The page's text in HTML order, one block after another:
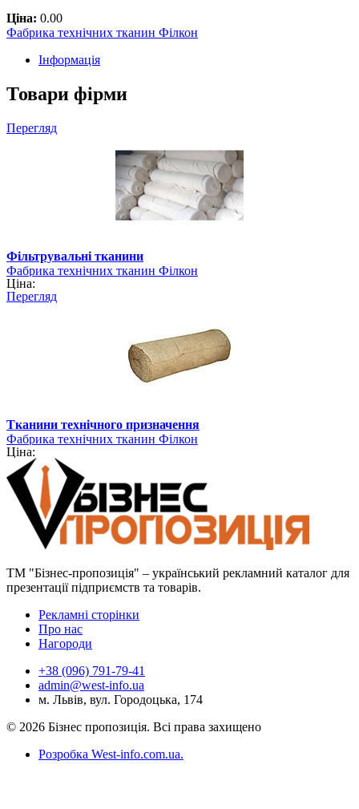
Ціна: 0.00
Фабрика технічних тканин Філкон
Інформація
Товари фірми
Перегляд
Фільтрувальні тканини
Фабрика технічних тканин Філкон
Ціна:
Перегляд
Тканини технічного призначення
Фабрика технічних тканин Філкон
Ціна:
ТМ "Бізнес-пропозиція" – український рекламний каталог для
презентації підприємств та товарів.
Рекламні сторінки
Про нас
Нагороди
+38 (096) 791-79-41
admin@west-info.ua
м. Львів, вул. Городоцька, 174
© 2026 Бізнес пропозиція. Всі права захищено
Розробка West-info.com.ua.